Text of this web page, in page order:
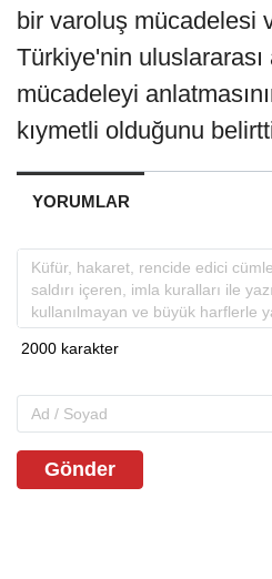
bir varoluş mücadelesi
Türkiye'nin uluslararası
mücadeleyi
kıymetli olduğunu
YORUMLAR
Gönder